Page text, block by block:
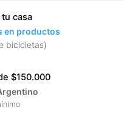
casa
en productos
bicicletas)
$150.000